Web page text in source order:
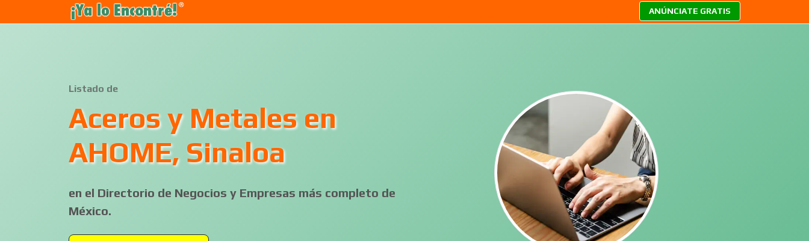
ANÚNCIATE GRATIS
Listado de
Aceros y Metales en
AHOME, Sinaloa
en el Directorio de Negocios y Empresas más completo de
México.